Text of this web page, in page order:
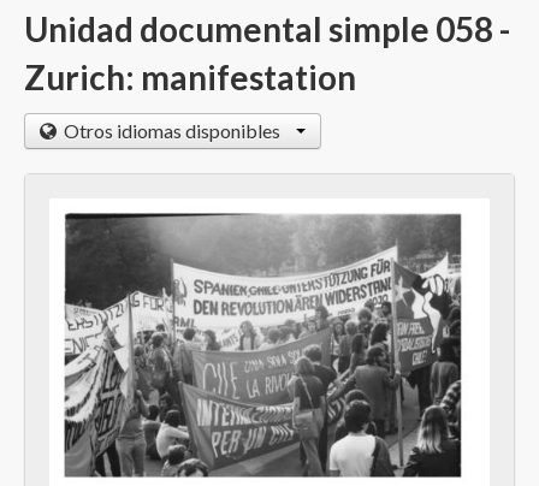
Unidad documental simple 058 -
Zurich: manifestation
Otros idiomas disponibles